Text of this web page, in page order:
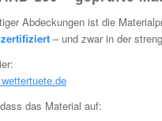
Abdeckungen ist die
zertifiziert– und zwar in der
das Material auf: